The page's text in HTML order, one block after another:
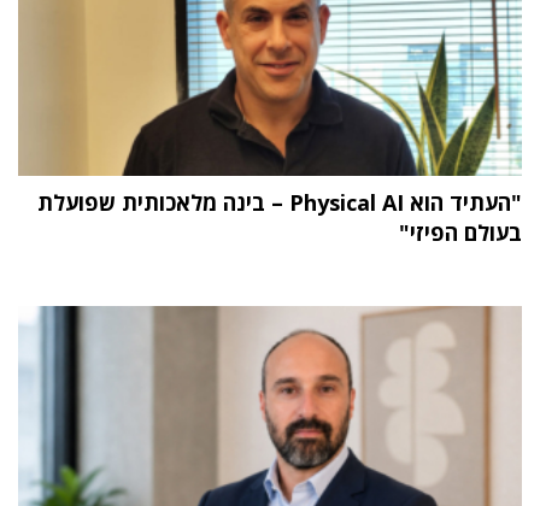
"העתיד הוא Physical AI – בינה מלאכותית שפועלת
בעולם הפיזי"